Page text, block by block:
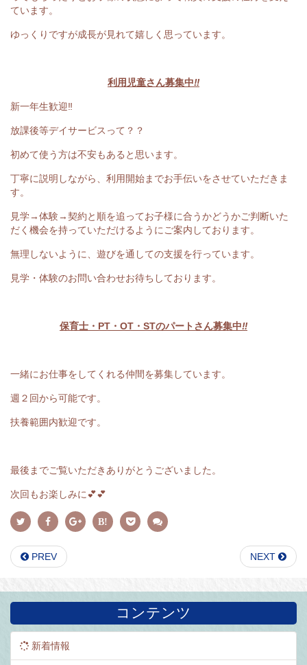
ています。
ゆっくりですが成長が見れて嬉しく思っています。
利用児童さん募集中‼
新一年生歓迎‼
放課後等デイサービスって？？
初めて使う方は不安もあると思います。
丁寧に説明しながら、利用開始までお手伝いをさせていただきま
す。
見学→体験→契約と順を追ってお子様に合うかどうかご判断いた
だく機会を持っていただけるようにご案内しております。
無理しないように、遊びを通しての支援を行っています。
見学・体験のお問い合わせお待ちしております。
保育士・PT・OT・STのパートさん募集中‼
一緒にお仕事をしてくれる仲間を募集しています。
週２回から可能です。
扶養範囲内歓迎です。
最後までご覧いただきありがとうございました。
次回もお楽しみに💕💕
PREV NEXT
コンテンツ
新着情報